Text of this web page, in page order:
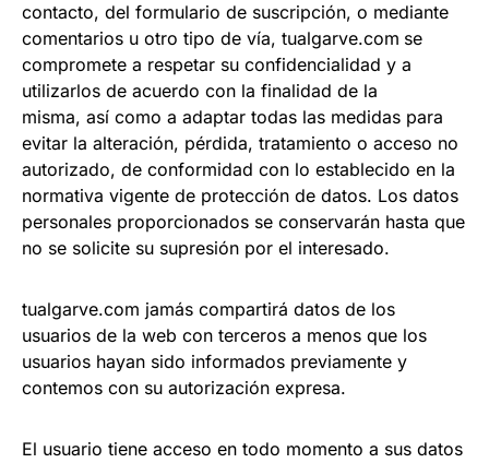
contacto, del formulario de suscripción, o mediante
comentarios u otro tipo de vía, tualgarve.com se
compromete a respetar su confidencialidad y a
utilizarlos de acuerdo con la finalidad de la
misma, así como a adaptar todas las medidas para
evitar la alteración, pérdida, tratamiento o acceso no
autorizado, de conformidad con lo establecido en la
normativa vigente de protección de datos. Los datos
personales proporcionados se conservarán hasta que
no se solicite su supresión por el interesado.
tualgarve.com jamás compartirá datos de los
usuarios de la web con terceros a menos que los
usuarios hayan sido informados previamente y
contemos con su autorización expresa.
El usuario tiene acceso en todo momento a sus datos